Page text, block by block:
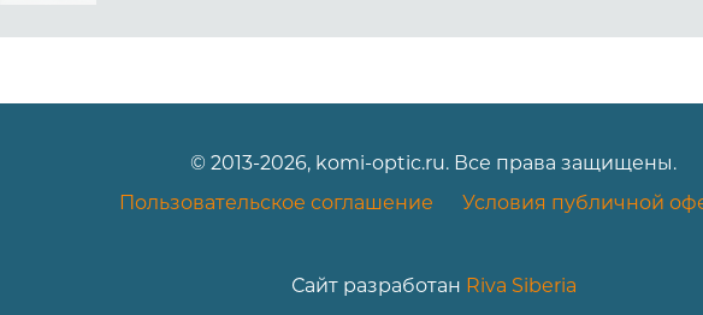
© 2013-2026, komi-optic.ru. Все права защищены.
Пользовательское соглашение
Условия публичной
Сайт разработан Riva Siberia